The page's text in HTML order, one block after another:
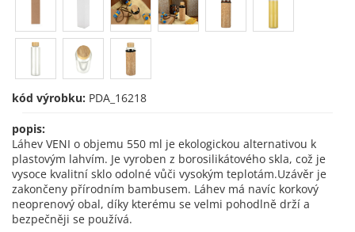
kód výrobku: PDA_16218
popis:
Láhev VENI o objemu 550 ml je ekologickou alternativou k
plastovým lahvím. Je vyroben z borosilikátového skla, což je
vysoce kvalitní sklo odolné vůči vysokým teplotám.Uzávěr je
zakončeny přírodním bambusem. Láhev má navíc korkový
neoprenový obal, díky kterému se velmi pohodlně drží a
bezpečněji se používá.